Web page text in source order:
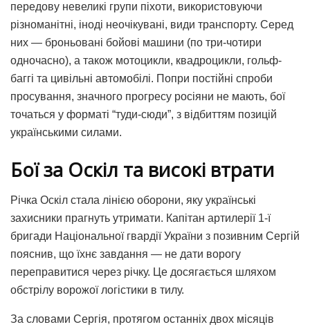
передову невеликі групи піхоти, використовуючи
різноманітні, іноді неочікувані, види транспорту. Серед
них — броньовані бойові машини (по три-чотири
одночасно), а також мотоцикли, квадроцикли, гольф-
баггі та цивільні автомобілі. Попри постійні спроби
просування, значного прогресу росіяни не мають, бої
точаться у форматі “туди-сюди”, з відбиттям позицій
українськими силами.
Бої за Оскіл та високі втрати
Річка Оскіл стала лінією оборони, яку українські
захисники прагнуть утримати. Капітан артилерії 1-ї
бригади Національної гвардії України з позивним Сергій
пояснив, що їхнє завдання — не дати ворогу
переправитися через річку. Це досягається шляхом
обстрілу ворожої логістики в тилу.
За словами Сергія, протягом останніх двох місяців